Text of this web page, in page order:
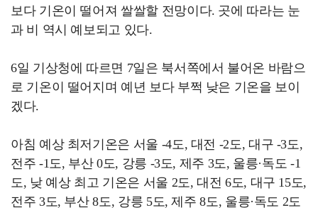
보다 기온이 떨어져 쌀쌀할 전망이다. 곳에 따라는 눈
과 비 역시 예보되고 있다.
6일 기상청에 따르면 7일은 북서쪽에서 불어온 바람으
로 기온이 떨어지며 예년 보다 부쩍 낮은 기온을 보이
겠다.
아침 예상 최저기온은 서울 -4도, 대전 -2도, 대구 -3도,
전주 -1도, 부산 0도, 강릉 -3도, 제주 3도, 울릉·독도 -1
도, 낮 예상 최고 기온은 서울 2도, 대전 6도, 대구 15도,
전주 3도, 부산 8도, 강릉 5도, 제주 8도, 울릉·독도 2도